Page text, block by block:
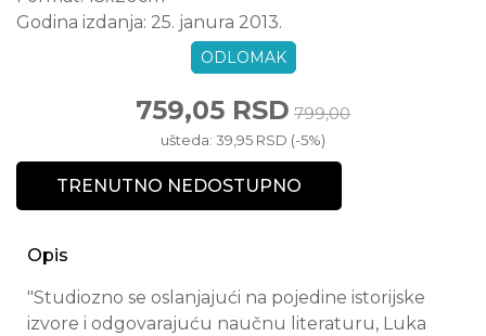
Godina izdanja: 25. janura 2013.
ODLOMAK
759,05 RSD 799,00
ušteda: 39,95 RSD (-5%)
TRENUTNO NEDOSTUPNO
Opis
"Studiozno se oslanjajući na pojedine istorijske
izvore i odgovarajuću naučnu literaturu, Luka